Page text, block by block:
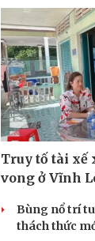
Truy tố tài xế
vong ở Vĩnh
Bùng nổ trí
thách thức